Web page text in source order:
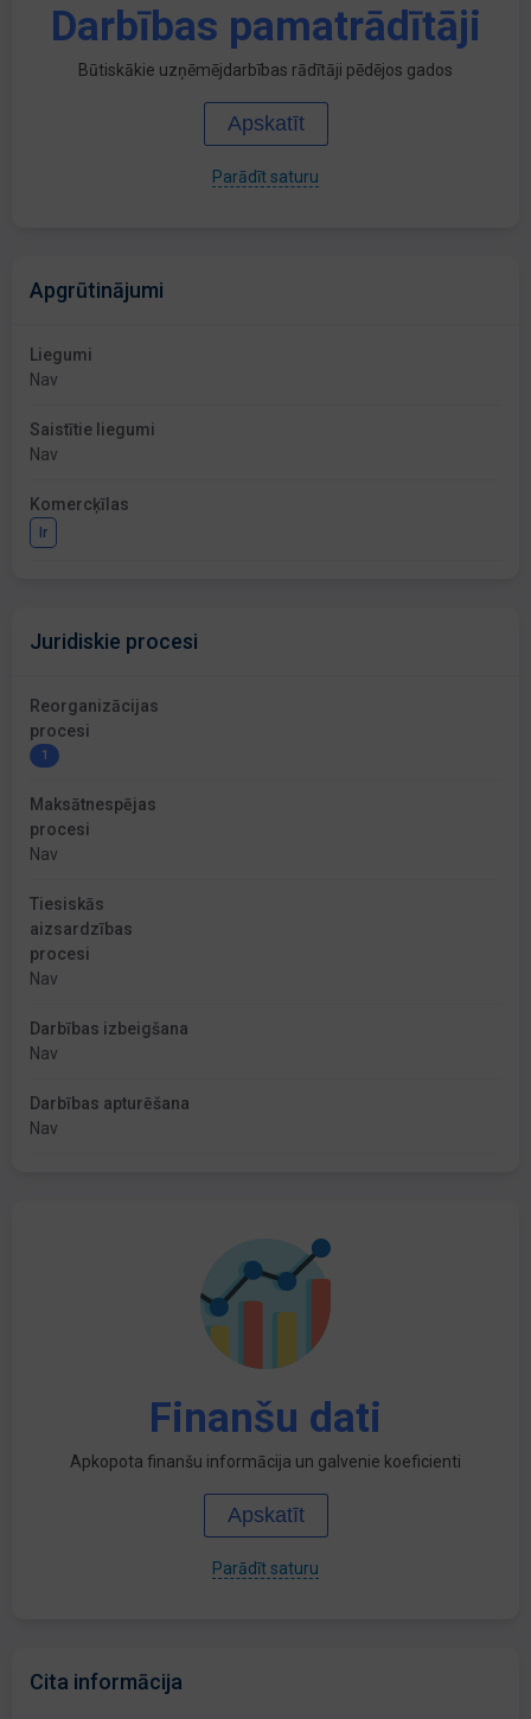
Darbības pamatrādītāji
Būtiskākie uzņēmējdarbības rādītāji pēdējos gados
Apskatīt
Parādīt saturu
Apgrūtinājumi
Liegumi
Nav
Saistītie liegumi
Nav
Komercķīlas
Ir
Juridiskie procesi
Reorganizācijas
procesi
1
Maksātnespējas
procesi
Nav
Tiesiskās
aizsardzības
procesi
Nav
Darbības izbeigšana
Nav
Darbības apturēšana
Nav
Finanšu dati
Apkopota finanšu informācija un galvenie koeficienti
Apskatīt
Parādīt saturu
Cita informācija